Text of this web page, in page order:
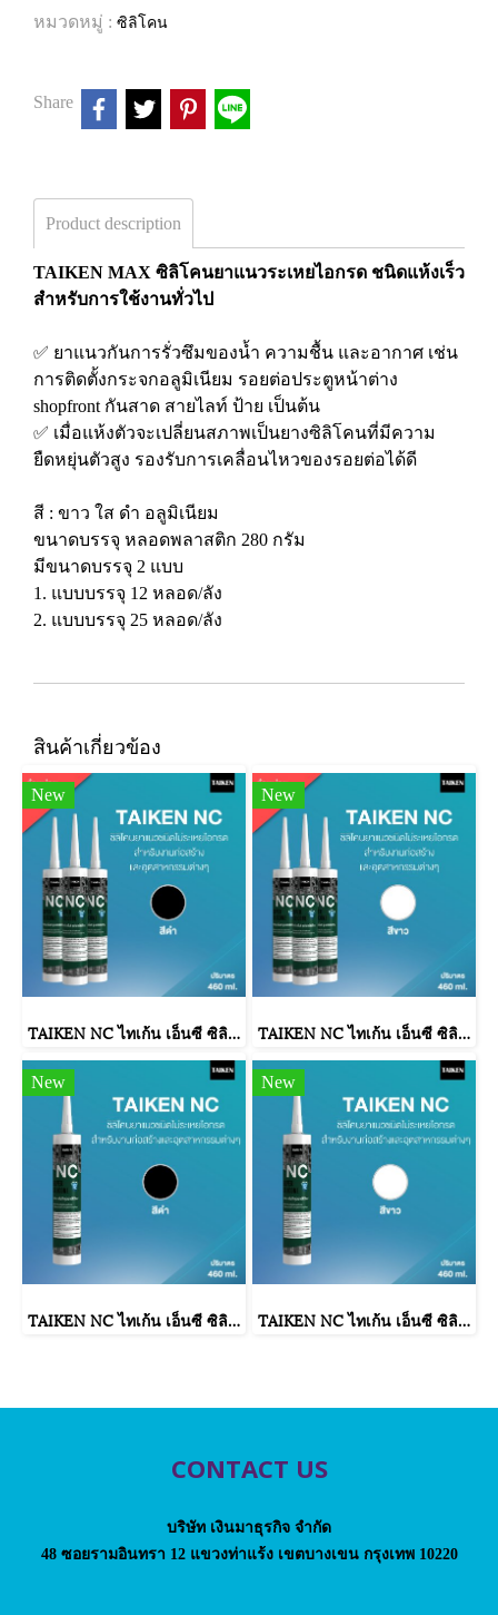
หมวดหมู่ : ซิลิโคน
Share
Product description
TAIKEN MAX ซิลิโคนยาแนวระเหยไอกรด ชนิดแห้งเร็ว
สำหรับการใช้งานทั่วไป
✅ ยาแนวกันการรั่วซึมของน้ำ ความชื้น และอากาศ เช่น
การติดตั้งกระจกอลูมิเนียม รอยต่อประตูหน้าต่าง
shopfront กันสาด สายไลท์ ป้าย เป็นต้น
✅ เมื่อแห้งตัวจะเปลี่ยนสภาพเป็นยางซิลิโคนที่มีความ
ยืดหยุ่นตัวสูง รองรับการเคลื่อนไหวของรอยต่อได้ดี
สี : ขาว ใส ดำ อลูมิเนียม
ขนาดบรรจุ หลอดพลาสติก 280 กรัม
มีขนาดบรรจุ 2 แบบ
1. แบบบรรจุ 12 หลอด/ลัง
2. แบบบรรจุ 25 หลอด/ลัง
สินค้าเกี่ยวข้อง
New
TAIKEN NC ไทเก้น เอ็นซี ซิลิโคนยาแนวชนิดไม่ระเหยไอกรด (25 หลอด/ลัง : สีดำ)
New
TAIKEN NC ไทเก้น เอ็นซี ซิลิโคนยาแนวชนิดไม่ระเหยไอกรด (25 หลอด/ลัง : สีขาว)
New
TAIKEN NC ไทเก้น เอ็นซี ซิลิโคนยาแนวชนิดไม่ระเหยไอกรด (สีดำ)
New
TAIKEN NC ไทเก้น เอ็นซี ซิลิโคนยาแนวชนิดไม่ระเหยไอกรด (สีขาว)
CONTACT US
บริษัท เงินมาธุรกิจ จำกัด
48 ซอยรามอินทรา 12 แขวงท่าแร้ง เขตบางเขน กรุงเทพ 10220